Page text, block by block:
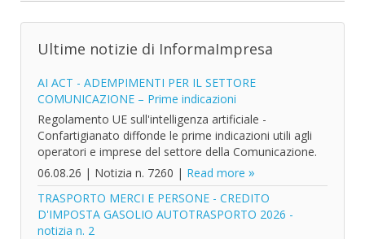
Ultime notizie di InformaImpresa
AI ACT - ADEMPIMENTI PER IL SETTORE
COMUNICAZIONE – Prime indicazioni
Regolamento UE sull'intelligenza artificiale -
Confartigianato diffonde le prime indicazioni utili agli
operatori e imprese del settore della Comunicazione.
06.08.26 | Notizia n. 7260 | Read more
TRASPORTO MERCI E PERSONE - CREDITO
D'IMPOSTA GASOLIO AUTOTRASPORTO 2026 -
notizia n. 2